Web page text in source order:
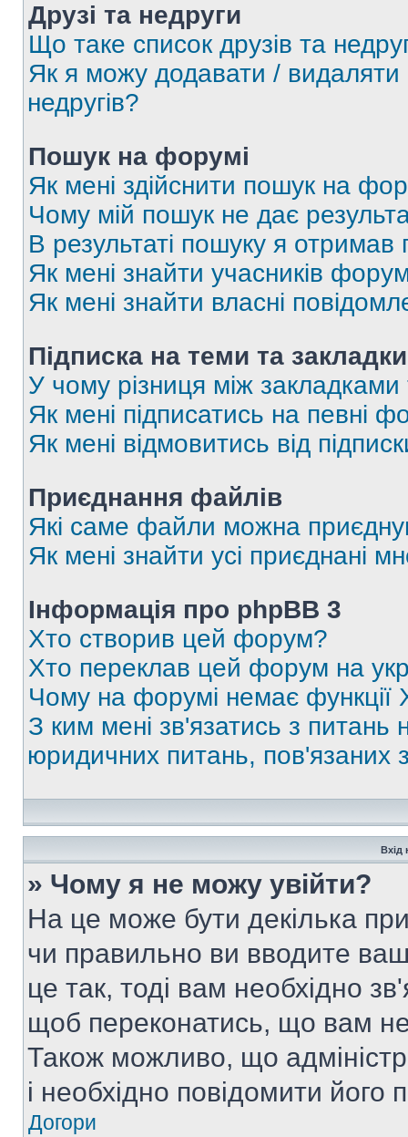
Друзі та недруги
Що таке список друзів та
Як я можу додавати / видаляти
недругів?
Пошук на форумі
Як мені здійснити пошук на
Чому мій пошук не дає
В результаті пошуку я отримав
Як мені знайти учасників
Як мені знайти власні
Підписка на теми та закладки
У чому різниця між закладками
Як мені підписатись на певні
Як мені відмовитись від
Приєднання файлів
Які саме файли можна
Як мені знайти усі приєднані
Інформація про phpBB 3
Хто створив цей форум?
Хто переклав цей форум на
Чому на форумі немає функції
З ким мені зв'язатись з питань
юридичних питань,
Вхід
» Чому я не можу увійти?
На це може бути декілька
чи правильно ви вводите
це так, тоді вам необхідно
щоб переконатись, що вам
Також можливо, що
і необхідно повідомити
Догори